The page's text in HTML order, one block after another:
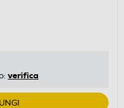
verifica